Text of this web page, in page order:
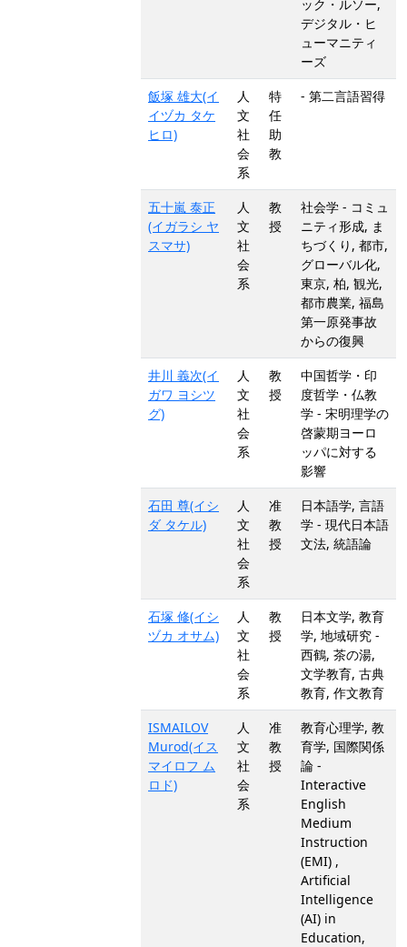
ック・ルソー,
デジタル・ヒ
ューマニティ
ーズ
飯塚 雄大(イ
イヅカ タケ
ヒロ)
人
文
社
会
系
特
任
助
教
- 第二言語習得
五十嵐 泰正
(イガラシ ヤ
スマサ)
人
文
社
会
系
教
授
社会学 - コミュ
ニティ形成, ま
ちづくり, 都市,
グローバル化,
東京, 柏, 観光,
都市農業, 福島
第一原発事故
からの復興
井川 義次(イ
ガワ ヨシツ
グ)
人
文
社
会
系
教
授
中国哲学・印
度哲学・仏教
学 - 宋明理学の
啓蒙期ヨーロ
ッパに対する
影響
石田 尊(イシ
ダ タケル)
人
文
社
会
系
准
教
授
日本語学, 言語
学 - 現代日本語
文法, 統語論
石塚 修(イシ
ヅカ オサム)
人
文
社
会
系
教
授
日本文学, 教育
学, 地域研究 -
西鶴, 茶の湯,
文学教育, 古典
教育, 作文教育
ISMAILOV
Murod(イス
マイロフ ム
ロド)
人
文
社
会
系
准
教
授
教育心理学, 教
育学, 国際関係
論 -
Interactive
English
Medium
Instruction
(EMI) ,
Artificial
Intelligence
(AI) in
Education,